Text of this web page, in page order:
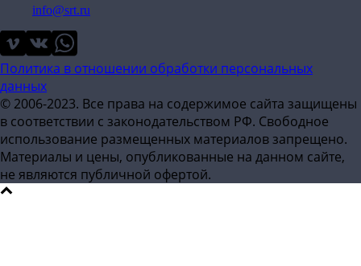
info@srt.ru
Политика в отношении обработки персональных
данных
© 2006-2023. Все права на содержимое сайта защищены
в соответствии с законодательством РФ. Свободное
использование размещенных материалов запрещено.
Материалы и цены, опубликованные на данном сайте,
не являются публичной офертой.